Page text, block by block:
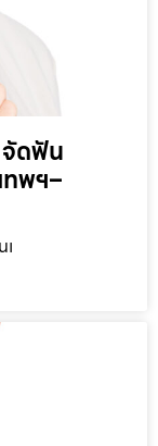
ดฟัน
พฯ–